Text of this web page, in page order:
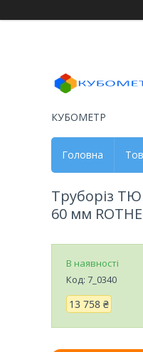
КУБОМЕТР
Головна
Труборіз
60 мм
В наявності
Код: 7_0340
13 758 ₴